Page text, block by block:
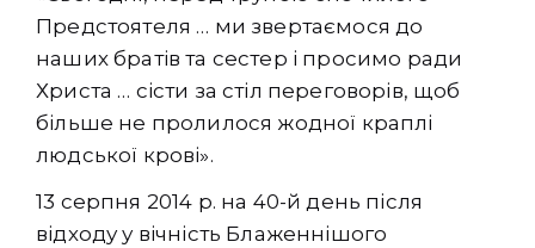
Предстоятеля … ми звертаємося до
наших братів та сестер і просимо ради
Христа … сісти за стіл переговорів, щоб
більше не пролилося жодної краплі
людської крові».
13 серпня 2014 р. на 40-й день після
відходу у вічність Блаженнішого